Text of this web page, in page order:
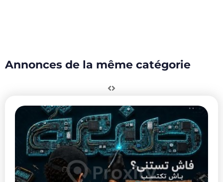
Annonces de la même catégorie
Formation
en
PACK
CREA
PACK
CRÉA